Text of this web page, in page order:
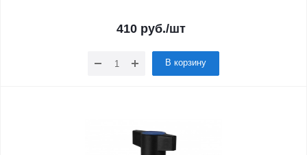
410 руб./шт
В корзину